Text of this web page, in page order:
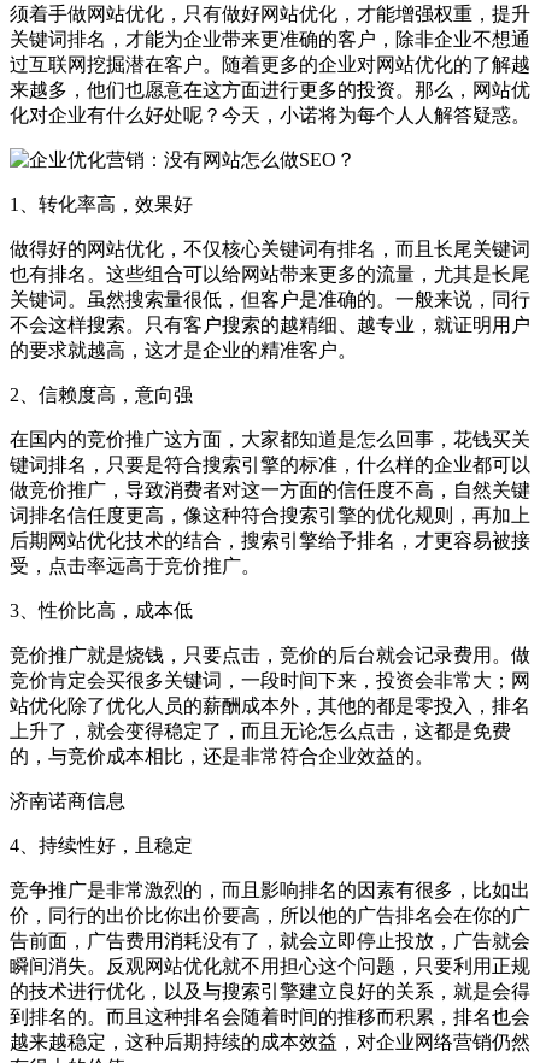
须着手做网站优化，只有做好网站优化，才能增强权重，提升
关键词排名，才能为企业带来更准确的客户，除非企业不想通
过互联网挖掘潜在客户。随着更多的企业对网站优化的了解越
来越多，他们也愿意在这方面进行更多的投资。那么，网站优
化对企业有什么好处呢？今天，小诺将为每个人人解答疑惑。
1、转化率高，效果好
做得好的网站优化，不仅核心关键词有排名，而且长尾关键词
也有排名。这些组合可以给网站带来更多的流量，尤其是长尾
关键词。虽然搜索量很低，但客户是准确的。一般来说，同行
不会这样搜索。只有客户搜索的越精细、越专业，就证明用户
的要求就越高，这才是企业的精准客户。
2、信赖度高，意向强
在国内的竞价推广这方面，大家都知道是怎么回事，花钱买关
键词排名，只要是符合搜索引擎的标准，什么样的企业都可以
做竞价推广，导致消费者对这一方面的信任度不高，自然关键
词排名信任度更高，像这种符合搜索引擎的优化规则，再加上
后期网站优化技术的结合，搜索引擎给予排名，才更容易被接
受，点击率远高于竞价推广。
3、性价比高，成本低
竞价推广就是烧钱，只要点击，竞价的后台就会记录费用。做
竞价肯定会买很多关键词，一段时间下来，投资会非常大；网
站优化除了优化人员的薪酬成本外，其他的都是零投入，排名
上升了，就会变得稳定了，而且无论怎么点击，这都是免费
的，与竞价成本相比，还是非常符合企业效益的。
济南诺商信息
4、持续性好，且稳定
竞争推广是非常激烈的，而且影响排名的因素有很多，比如出
价，同行的出价比你出价要高，所以他的广告排名会在你的广
告前面，广告费用消耗没有了，就会立即停止投放，广告就会
瞬间消失。反观网站优化就不用担心这个问题，只要利用正规
的技术进行优化，以及与搜索引擎建立良好的关系，就是会得
到排名的。而且这种排名会随着时间的推移而积累，排名也会
越来越稳定，这种后期持续的成本效益，对企业网络营销仍然